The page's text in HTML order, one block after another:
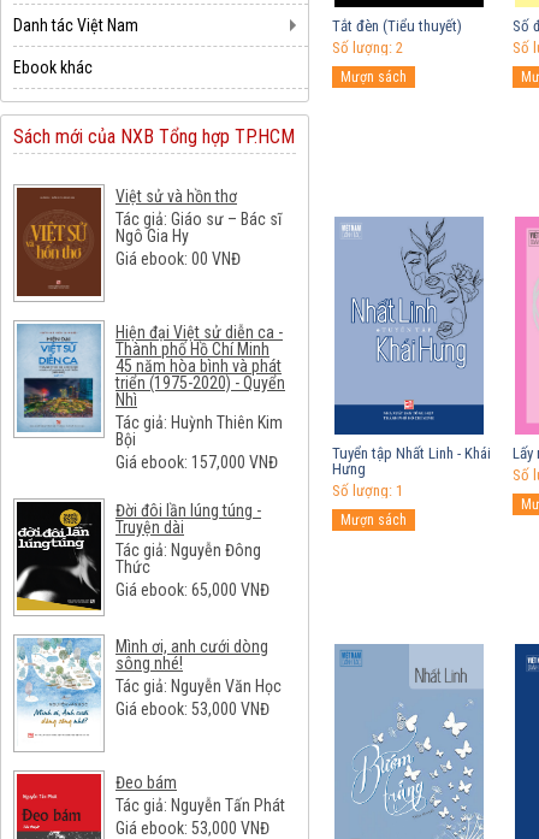
Danh tác Việt Nam
Ebook khác
Sách mới của NXB Tổng hợp TP.HCM
Việt sử và hồn thơ
Tác giả: Giáo sư – Bác sĩ
Ngô Gia Hy
Giá ebook: 00 VNĐ
Hiện đại Việt sử diễn ca -
Thành phố Hồ Chí Minh
45 năm hòa bình và phát
triển (1975-2020) - Quyển
Nhì
Tác giả: Huỳnh Thiên Kim
Bội
Giá ebook: 157,000 VNĐ
Đời đôi lần lúng túng -
Truyện dài
Tác giả: Nguyễn Đông
Thức
Giá ebook: 65,000 VNĐ
Mình ơi, anh cưới dòng
sông nhé!
Tác giả: Nguyễn Văn Học
Giá ebook: 53,000 VNĐ
Đeo bám
Tác giả: Nguyễn Tấn Phát
Giá ebook: 53,000 VNĐ
Tắt đèn (Tiểu thuyết)
Số lượng: 2
Số
Số
Tuyển tập Nhất Linh - Khái
Hưng
Số lượng: 1
Lấy
Số